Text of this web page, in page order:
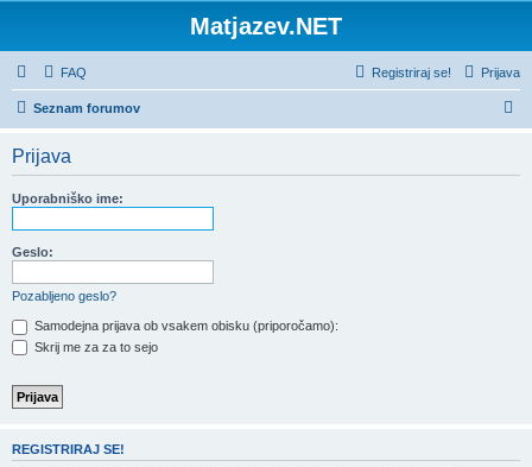
Matjazev.NET
FAQ Prijava
Registriraj se!
Seznam forumov
Prijava
Uporabniško ime:
Geslo:
Pozabljeno geslo?
Samodejna prijava ob vsakem obisku (priporočamo):
Skrij me za za to sejo
REGISTRIRAJ SE!